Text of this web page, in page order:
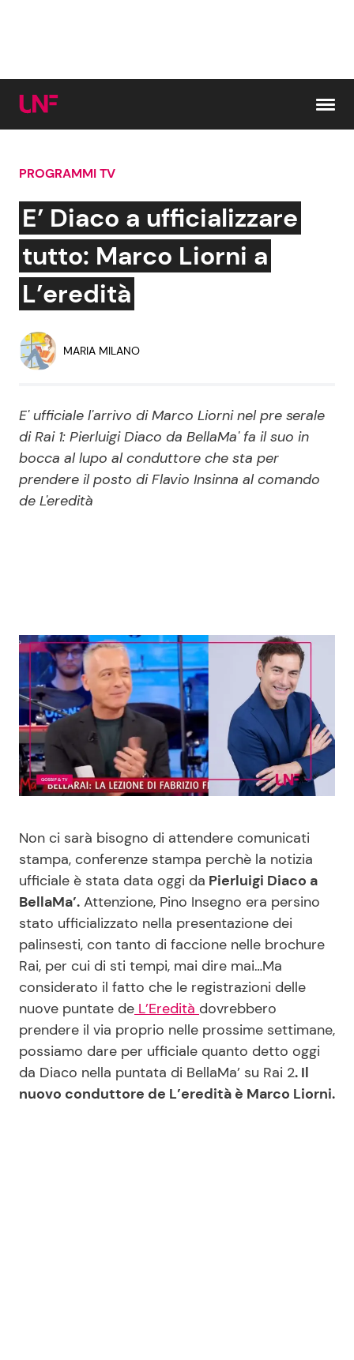
Cerca:
News e Cronaca
Attualità Italiana
Economia
Persone Scomparse
Politica
Gossip e TV
Bellezze VIP
Programmi TV
Reality e Talent
News Musica
News Spettacolo
Benessere
Casa
Mondo Mamma
News benessere
Salute
Viaggi e Turismo
Festività
Cucina e Ricette
Consigli di Cucina
Le Ricette in TV
Primi Piatti
Ricette Facili e Veloci
Ricette Feste
Ricette per Bambini
PROGRAMMI TV
E’ Diaco a ufficializzare
tutto: Marco Liorni a
L’eredità
MARIA MILANO
E' ufficiale l'arrivo di Marco Liorni nel pre serale
di Rai 1: Pierluigi Diaco da BellaMa' fa il suo in
bocca al lupo al conduttore che sta per
prendere il posto di Flavio Insinna al comando
de L'eredità
Non ci sarà bisogno di attendere comunicati
stampa, conferenze stampa perchè la notizia
ufficiale è stata data oggi da Pierluigi Diaco a
BellaMa’. Attenzione, Pino Insegno era persino
stato ufficializzato nella presentazione dei
palinsesti, con tanto di faccione nelle brochure
Rai, per cui di sti tempi, mai dire mai…Ma
considerato il fatto che le registrazioni delle
nuove puntate de L’Eredità dovrebbero
prendere il via proprio nelle prossime settimane,
possiamo dare per ufficiale quanto detto oggi
da Diaco nella puntata di BellaMa’ su Rai 2. Il
nuovo conduttore de L’eredità è Marco Liorni.